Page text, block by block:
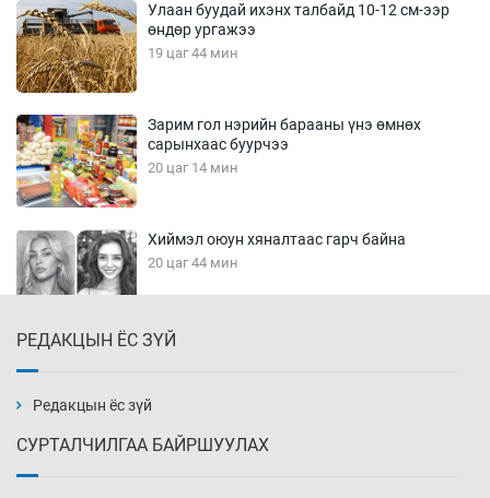
Улаан буудай ихэнх талбайд 10-12 см-ээр
өндөр ургажээ
19 цаг 44 мин
Зарим гол нэрийн барааны үнэ өмнөх
сарынхаас буурчээ
20 цаг 14 мин
Хиймэл оюун хяналтаас гарч байна
20 цаг 44 мин
21 цаг 14 мин
РЕДАКЦЫН ЁС ЗҮЙ
Редакцын ёс зүй
СУРТАЛЧИЛГАА БАЙРШУУЛАХ